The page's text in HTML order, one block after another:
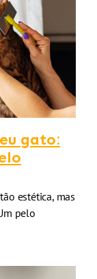
gato:
estética, mas
pelo